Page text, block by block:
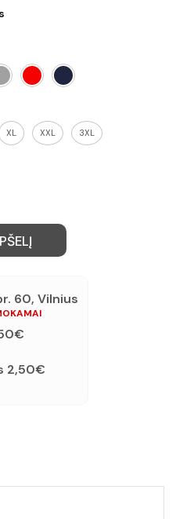
XL XXL 3XL
60, Vilnius
2,50€